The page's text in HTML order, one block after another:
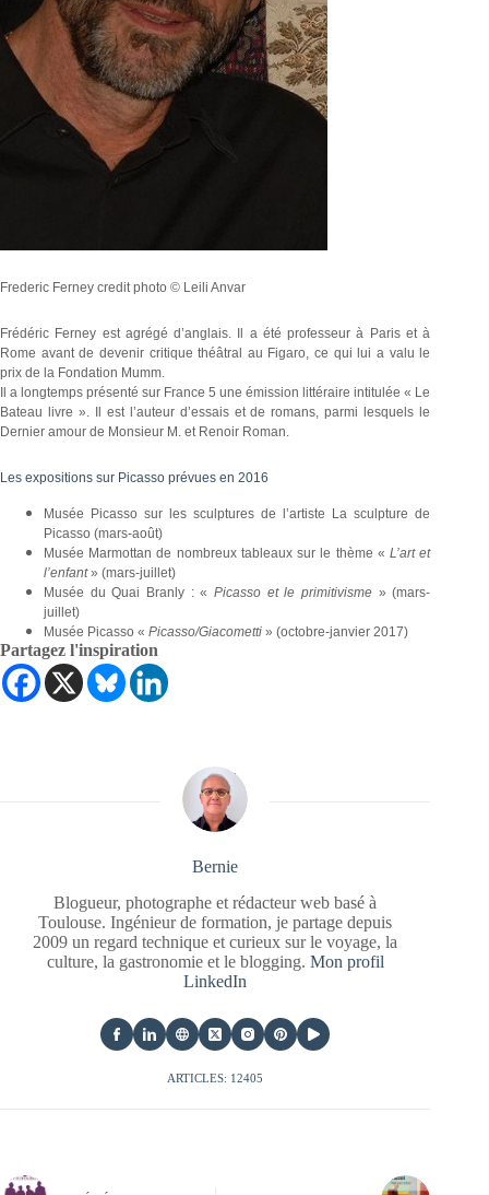
Frederic Ferney credit photo © Leili Anvar
Frédéric Ferney est agrégé d’anglais. Il a été professeur à Paris et à
Rome avant de devenir critique théâtral au Figaro, ce qui lui a valu le
prix de la Fondation Mumm.
Il a longtemps présenté sur France 5 une émission littéraire intitulée « Le
Bateau livre ». Il est l’auteur d’essais et de romans, parmi lesquels le
Dernier amour de Monsieur M. et Renoir Roman.
Les expositions sur Picasso prévues en 2016
Musée Picasso sur les sculptures de l’artiste La sculpture de
Picasso (mars-août)
Musée Marmottan de nombreux tableaux sur le thème «L’art et
l’enfant» (mars-juillet)
Musée du Quai Branly : « Picasso et le primitivisme» (mars-
juillet)
Musée Picasso « Picasso/Giacometti » (octobre-janvier 2017)
Partagez l'inspiration
Bernie
Blogueur, photographe et rédacteur web basé à
Toulouse. Ingénieur de formation, je partage depuis
2009 un regard technique et curieux sur le voyage, la
culture, la gastronomie et le blogging. Mon profil
LinkedIn
ARTICLES: 12405